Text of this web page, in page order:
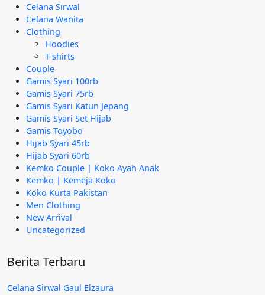
Celana Sirwal
Celana Wanita
Clothing
Hoodies
T-shirts
Couple
Gamis Syari 100rb
Gamis Syari 75rb
Gamis Syari Katun Jepang
Gamis Syari Set Hijab
Gamis Toyobo
Hijab Syari 45rb
Hijab Syari 60rb
Kemko Couple | Koko Ayah Anak
Kemko | Kemeja Koko
Koko Kurta Pakistan
Men Clothing
New Arrival
Uncategorized
Berita Terbaru
Celana Sirwal Gaul Elzaura